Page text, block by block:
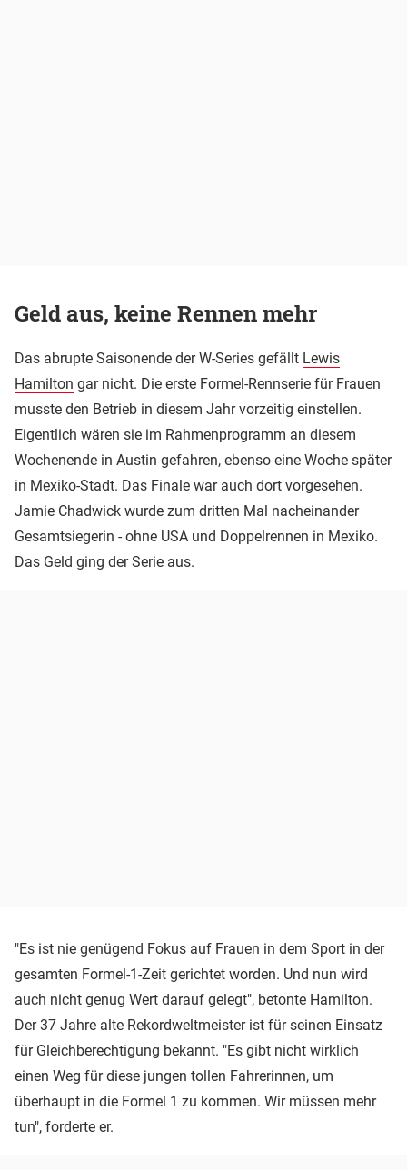
Geld aus, keine Rennen mehr
Das abrupte Saisonende der W-Series gefällt Lewis
Hamilton gar nicht. Die erste Formel-Rennserie für Frauen
musste den Betrieb in diesem Jahr vorzeitig einstellen.
Eigentlich wären sie im Rahmenprogramm an diesem
Wochenende in Austin gefahren, ebenso eine Woche später
in Mexiko-Stadt. Das Finale war auch dort vorgesehen.
Jamie Chadwick wurde zum dritten Mal nacheinander
Gesamtsiegerin - ohne USA und Doppelrennen in Mexiko.
Das Geld ging der Serie aus.
"Es ist nie genügend Fokus auf Frauen in dem Sport in der
gesamten Formel-1-Zeit gerichtet worden. Und nun wird
auch nicht genug Wert darauf gelegt", betonte Hamilton.
Der 37 Jahre alte Rekordweltmeister ist für seinen Einsatz
für Gleichberechtigung bekannt. "Es gibt nicht wirklich
einen Weg für diese jungen tollen Fahrerinnen, um
überhaupt in die Formel 1 zu kommen. Wir müssen mehr
tun", forderte er.